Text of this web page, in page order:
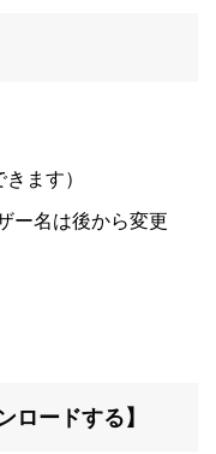
ます）
ー名は後から変更
ードする】